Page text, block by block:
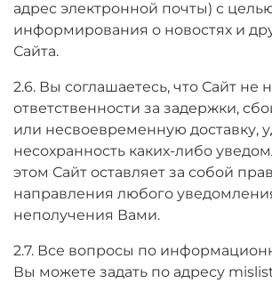
адрес электронной почты) с
информирования о новостях и
Сайта.
2.6. Вы соглашаетесь, что Сайт не
ответственности за задержки,
или несвоевременную доставку,
несохранность каких-либо
этом Сайт оставляет за собой
направления любого
неполучения Вами.
2.7. Все вопросы по
Вы можете задать по адресу